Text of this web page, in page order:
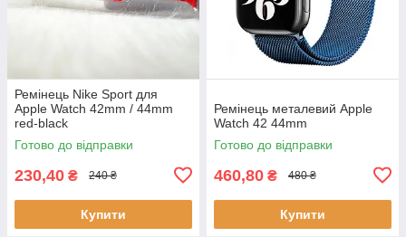
Ремінець Nike Sport для
Apple Watch 42mm / 44mm
red-black
Готово до відправки
230,40 ₴ 240 ₴
Купити
Ремінець металевий Apple
Watch 42 44mm
Готово до відправки
460,80 ₴ 480 ₴
Купити